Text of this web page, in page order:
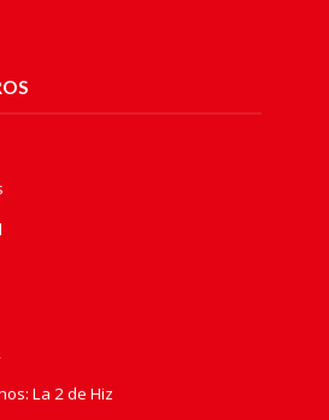
La 2 de Hiz